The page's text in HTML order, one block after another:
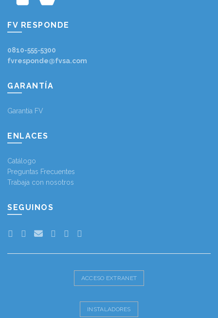
FV RESPONDE
0810-555-5300
fvresponde@fvsa.com
GARANTÍA
Garantía FV
ENLACES
Catálogo
Preguntas Frecuentes
Trabaja con nosotros
SEGUINOS
ACCESO EXTRANET
INSTALADORES